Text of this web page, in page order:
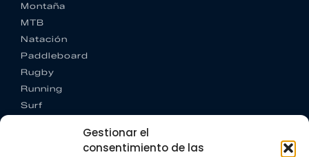
Gestionar el
consentimiento de las
Montaña
MTB
Natación
Paddleboard
Rugby
Running
Surf